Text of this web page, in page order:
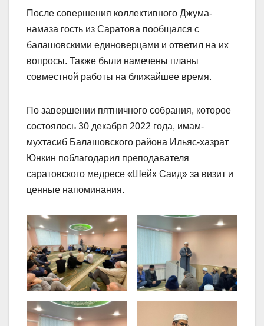
После совершения коллективного Джума-
намаза гость из Саратова пообщался с
балашовскими единоверцами и ответил на их
вопросы. Также были намечены планы
совместной работы на ближайшее время.
По завершении пятничного собрания, которое
состоялось 30 декабря 2022 года, имам-
мухтасиб Балашовского района Ильяс-хазрат
Юнкин поблагодарил преподавателя
саратовского медресе «Шейх Саид» за визит и
ценные напоминания.